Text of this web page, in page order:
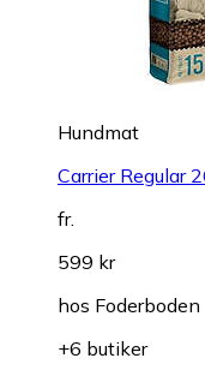
Hundmat
Carrier Regular
fr.
599 kr
hos Foderboden
+6 butiker